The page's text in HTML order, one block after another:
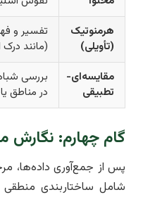
هرمنوتیک
(تأویلی)
تفسیر و
(مانند
مقایسه‌ای-
تطبیقی
بررسی
در مناطق
گام چهارم:
پس از جمع‌آوری داده‌ها،
شامل ساختاربندی منطقی